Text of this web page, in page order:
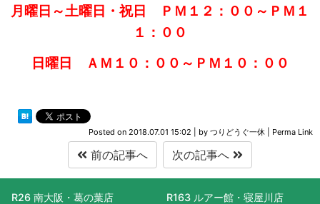
月曜日～土曜日・祝日 ＰＭ１２：００～ＰＭ１
１：００
日曜日 ＡＭ１０：００～ＰＭ１０：００
Posted on 2018.07.01 15:02 by つりどうぐ一休 Perma Link
前の記事へ 次の記事へ
R26 南大阪・葛の葉店 R163 ルアー館・寝屋川店